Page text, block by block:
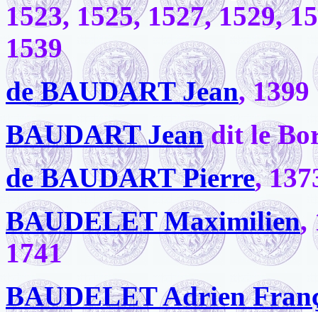
1523, 1525, 1527, 1529,
1539
de BAUDART Jean, 1399
BAUDART Jeandit le
de BAUDART Pierre,
BAUDELET Maximilien,
1741
BAUDELET Adrien